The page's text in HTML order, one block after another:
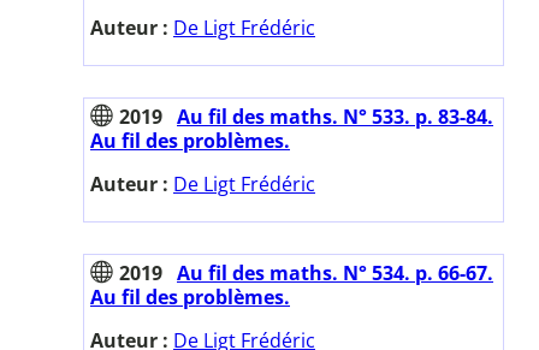
Auteur : De Ligt Frédéric
2019 Au fil des maths. N° 533. p. 83-84.
Au fil des problèmes.
Auteur : De Ligt Frédéric
2019 Au fil des maths. N° 534. p. 66-67.
Au fil des problèmes.
Auteur : De Ligt Frédéric